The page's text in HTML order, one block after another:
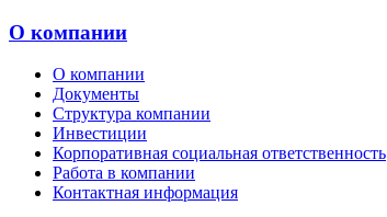
О компании
О компании
Документы
Структура компании
Инвестиции
Корпоративная социальная ответственность
Работа в компании
Контактная информация